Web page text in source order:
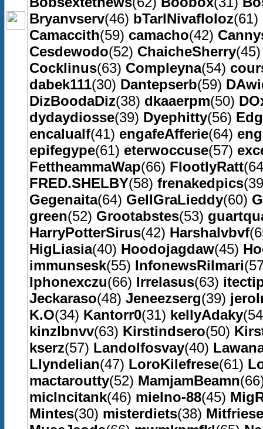
Bryanvserv(46) bTarlNivafloloz(61)
Camaccith(59) camacho(42)
Cesdewodo(52) ChaicheSherry
Cocklinus(63) Compleyna(54)
dabek111(30) Dantepserb(59)
DizBoodaDiz(38) dkaaerpm(50)
dydaydiosse(39) Dyephitty(56)
encalualf(41) engafeAfferie(64)
epifegype(61) eterwoccuse(57)
FettheammaWap(66) FlootlyRatt
FRED.SHELBY(58) frenakedpics
Gegenaita(64) GellGraLieddy(60)
green(52) Grootabstes(53)
HarryPotterSirus(42) Harshalvbvf
HigLiasia(40) Hoodojagdaw(45)
immunsesk(55) InfonewsRilmari
Iphonexczu(66) Irrelasus(63)
Jeckaraso(48) Jeneezserg(39)
K.O(34) Kantorr0(31) kellyAdaky
kinzlbnvv(63) Kirstindsero(50)
kserz(57) Landolfosvay(40)
Llyndelian(47) LoroKilefrese(61)
mactaroutty(52) MamjamBeamn
micIncitank(46) mielno-88(45)
Mintes(30) misterdiets(38) Mitfriese